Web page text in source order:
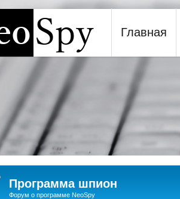
Программа шпион NeoSpy
Главная
Программа шпион
Форум о программе NeoSpy